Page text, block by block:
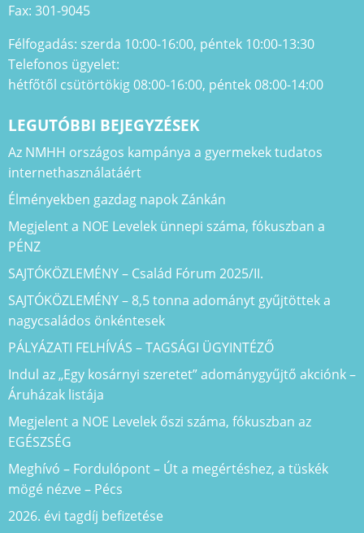
Fax: 301-9045
Félfogadás: szerda 10:00-16:00, péntek 10:00-13:30
Telefonos ügyelet:
hétfőtől csütörtökig 08:00-16:00, péntek 08:00-14:00
LEGUTÓBBI BEJEGYZÉSEK
Az NMHH országos kampánya a gyermekek tudatos
internethasználatáért
Élményekben gazdag napok Zánkán
Megjelent a NOE Levelek ünnepi száma, fókuszban a
PÉNZ
SAJTÓKÖZLEMÉNY – Család Fórum 2025/II.
SAJTÓKÖZLEMÉNY – 8,5 tonna adományt gyűjtöttek a
nagycsaládos önkéntesek
PÁLYÁZATI FELHÍVÁS – TAGSÁGI ÜGYINTÉZŐ
Indul az „Egy kosárnyi szeretet” adománygyűjtő akciónk –
Áruházak listája
Megjelent a NOE Levelek őszi száma, fókuszban az
EGÉSZSÉG
Meghívó – Fordulópont – Út a megértéshez, a tüskék
mögé nézve – Pécs
2026. évi tagdíj befizetése